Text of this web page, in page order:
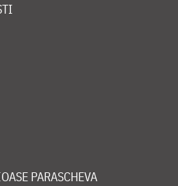
PARASCHEVA